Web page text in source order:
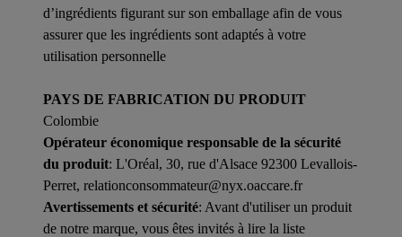
d’ingrédients figurant sur son emballage afin de vous
assurer que les ingrédients sont adaptés à votre
utilisation personnelle
PAYS DE FABRICATION DU PRODUIT
Colombie
Opérateur économique responsable de la sécurité
du produit: L'Oréal, 30, rue d'Alsace 92300 Levallois-
Perret, relationconsommateur@nyx.oaccare.fr
Avertissements et sécurité: Avant d'utiliser un produit
de notre marque, vous êtes invités à lire la liste